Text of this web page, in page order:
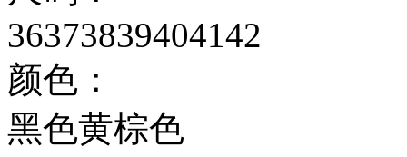
36373839404142
颜色：
黑色黄棕色